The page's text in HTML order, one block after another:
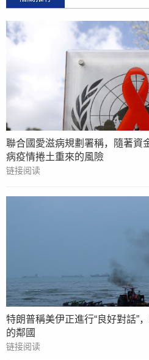
聯合國愛滋病規劃署稱，隨著資
病疫情捲土重來的風險
链接阅读
特朗普稱美伊正進行“良好對話”
的鄰國
链接阅读